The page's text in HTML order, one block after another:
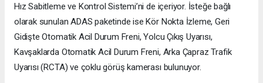
Hız Sabitleme ve Kontrol Sistemi’ni de içeriyor. İsteğe bağlı
olarak sunulan ADAS paketinde ise Kör Nokta İzleme, Geri
Gidişte Otomatik Acil Durum Freni, Yolcu Çıkış Uyarısı,
Kavşaklarda Otomatik Acil Durum Freni, Arka Çapraz Trafik
Uyarısı (RCTA) ve çoklu görüş kamerası bulunuyor.